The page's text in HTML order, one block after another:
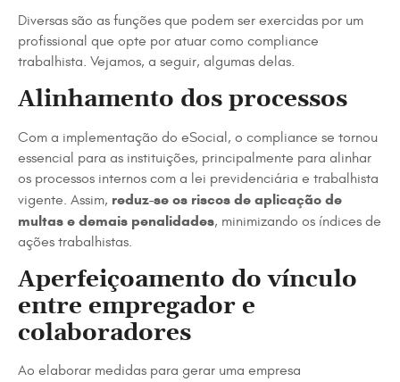
Diversas são as funções que podem ser exercidas por um
profissional que opte por atuar como compliance
trabalhista. Vejamos, a seguir, algumas delas.
Alinhamento dos processos
Com a implementação do eSocial, o compliance se tornou
essencial para as instituições, principalmente para alinhar
os processos internos com a lei previdenciária e trabalhista
vigente. Assim, reduz-se os riscos de aplicação de
multas e demais penalidades, minimizando os índices de
ações trabalhistas.
Aperfeiçoamento do vínculo
entre empregador e
colaboradores
Ao elaborar medidas para gerar uma empresa